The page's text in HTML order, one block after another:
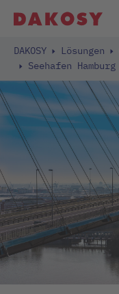
DAKOSY Lösungen
Seehafen Hamburg